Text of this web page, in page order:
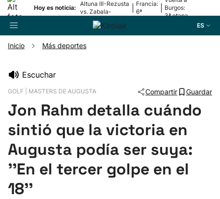
Hoy es noticia:
Altuna III-Rezusta
vs. Zabala-
Zabaleta
Francia:
6ª
Burgos:
3ª etapa
ES
Fútbol
Pelota
Remo
Inicio Más deportes
Escuchar
GOLF | MASTERS DE AUGUSTA Compartir Guardar
Jon Rahm detalla cuándo
sintió que la victoria en
Augusta podía ser suya:
''En el tercer golpe en el
18''